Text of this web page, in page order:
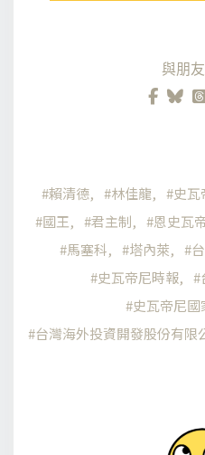
與朋
賴清德 林佳龍 史瓦
國王
君主制 恩史瓦
馬塞科
塔內萊
史瓦帝尼時報
史瓦帝尼
台灣海外投資開發股份有限